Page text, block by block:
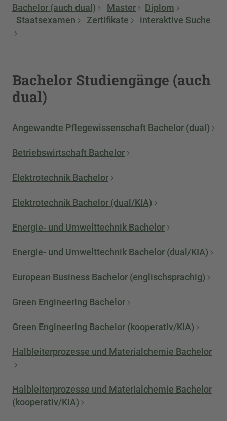
Bachelor (auch dual) Master
Diplom
Staatsexamen
Zertifikate interaktive Suche
Bachelor Studiengänge (auch
dual)
Angewandte Pflegewissenschaft Bachelor (dual)
Betriebswirtschaft Bachelor
Elektrotechnik Bachelor
Elektrotechnik Bachelor (dual/KIA)
Energie- und Umwelttechnik Bachelor
Energie- und Umwelttechnik Bachelor (dual/KIA)
European Business Bachelor (englischsprachig)
Green Engineering Bachelor
Green Engineering Bachelor (kooperativ/KIA)
Halbleiterprozesse und Materialchemie Bachelor
Halbleiterprozesse und Materialchemie Bachelor
(kooperativ/KIA)